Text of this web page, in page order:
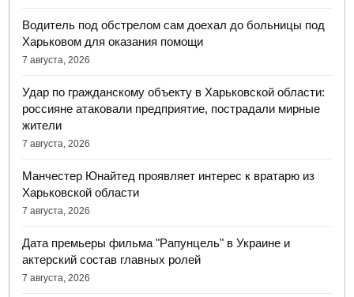
Водитель под обстрелом сам доехал до больницы под
Харьковом для оказания помощи
7 августа, 2026
Удар по гражданскому объекту в Харьковской области:
россияне атаковали предприятие, пострадали мирные
жители
7 августа, 2026
Манчестер Юнайтед проявляет интерес к вратарю из
Харьковской области
7 августа, 2026
Дата премьеры фильма "Рапунцель" в Украине и
актерский состав главных ролей
7 августа, 2026